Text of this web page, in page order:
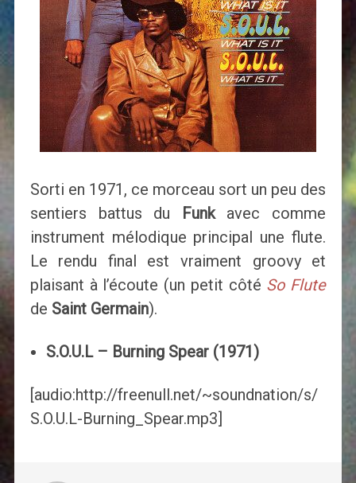
Sorti en 1971, ce morceau sort un peu des
sentiers battus du Funk avec comme
instrument mélodique principal une flute.
Le rendu final est vraiment groovy et
plaisant à l’écoute (un petit côté So Flute
de Saint Germain).
S.O.U.L – Burning Spear (1971)
[audio:http://freenull.net/~soundnation/s/
S.O.U.L-Burning_Spear.mp3]